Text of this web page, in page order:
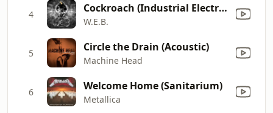
4 Cockroach (Industrial Electro Remix)
W.E.B.
5 Circle the Drain (Acoustic)
Machine Head
6 Welcome Home (Sanitarium)
Metallica